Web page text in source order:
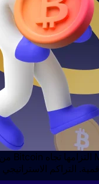
التراكم